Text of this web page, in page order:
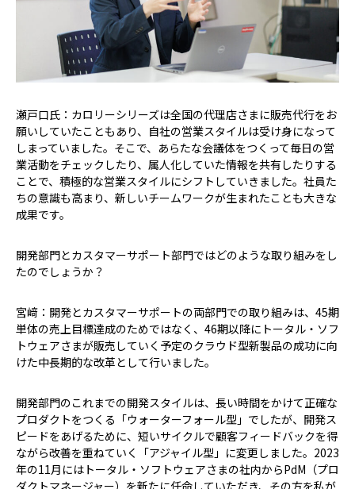
瀬戸口氏：カロリーシリーズは全国の代理店さまに販売代行をお
願いしていたこともあり、自社の営業スタイルは受け身になって
しまっていました。そこで、あらたな会議体をつくって毎日の営
業活動をチェックしたり、属人化していた情報を共有したりする
ことで、積極的な営業スタイルにシフトしていきました。社員た
ちの意識も高まり、新しいチームワークが生まれたことも大きな
成果です。
――開発部門とカスタマーサポート部門ではどのような取り組みをし
たのでしょうか？
宮﨑：開発とカスタマーサポートの両部門での取り組みは、45期
単体の売上目標達成のためではなく、46期以降にトータル・ソフ
トウェアさまが販売していく予定のクラウド型新製品の成功に向
けた中長期的な改革として行いました。
開発部門のこれまでの開発スタイルは、長い時間をかけて正確な
プロダクトをつくる「ウォーターフォール型」でしたが、開発ス
ピードをあげるために、短いサイクルで顧客フィードバックを得
ながら改善を重ねていく「アジャイル型」に変更しました。2023
年の11月にはトータル・ソフトウェアさまの社内からPdM（プロ
ダクトマネージャー）を新たに任命していただき、その方を私が